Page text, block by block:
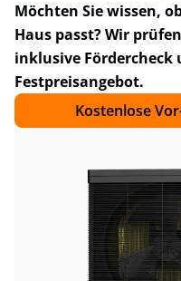
Möchten Sie wissen,
Haus passt? Wir
inklusive
Festpreisangebot.
Kostenlose